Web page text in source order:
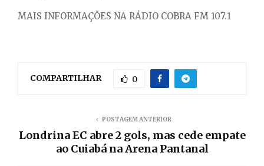
MAIS INFORMAÇÕES NA RÁDIO COBRA FM 107.1
COMPARTILHAR 0
POSTAGEM ANTERIOR
Londrina EC abre 2 gols, mas cede empate
ao Cuiabá na Arena Pantanal